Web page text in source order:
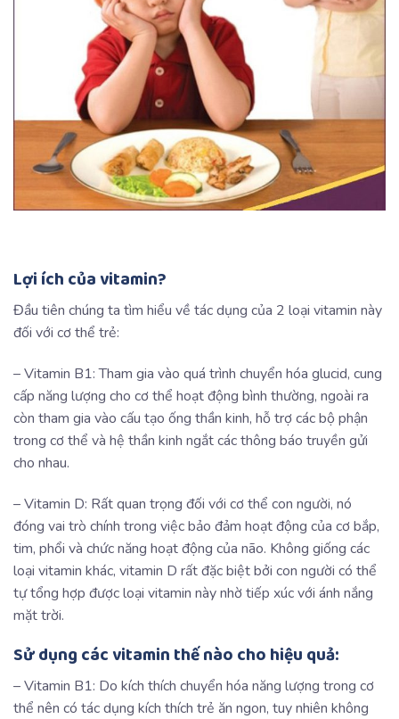
Lợi ích của vitamin?
Đầu tiên chúng ta tìm hiểu về tác dụng của 2 loại vitamin này
đối với cơ thể trẻ:
– Vitamin B1: Tham gia vào quá trình chuyển hóa glucid, cung
cấp năng lượng cho cơ thể hoạt động bình thường, ngoài ra
còn tham gia vào cấu tạo ống thần kinh, hỗ trợ các bộ phận
trong cơ thể và hệ thần kinh ngắt các thông báo truyền gửi
cho nhau.
– Vitamin D: Rất quan trọng đối với cơ thể con người, nó
đóng vai trò chính trong việc bảo đảm hoạt động của cơ bắp,
tim, phổi và chức năng hoạt động của não. Không giống các
loại vitamin khác, vitamin D rất đặc biệt bởi con người có thể
tự tổng hợp được loại vitamin này nhờ tiếp xúc với ánh nắng
mặt trời.
Sử dụng các vitamin thế nào cho hiệu quả:
– Vitamin B1: Do kích thích chuyển hóa năng lượng trong cơ
thể nên có tác dụng kích thích trẻ ăn ngon, tuy nhiên không